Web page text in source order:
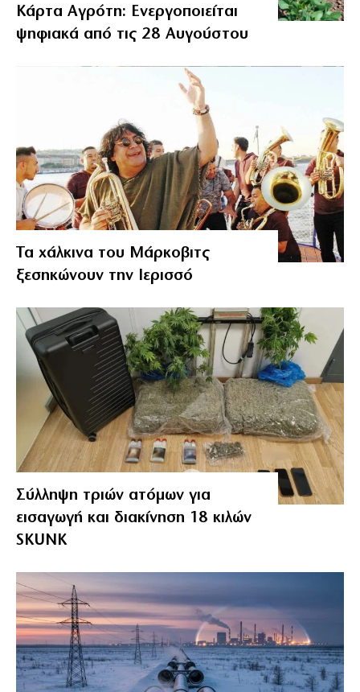
Κάρτα Αγρότη: Ενεργοποιείται
ψηφιακά από τις 28 Αυγούστου
Τα χάλκινα του Μάρκοβιτς
ξεσηκώνουν την Ιερισσό
Σύλληψη τριών ατόμων για
εισαγωγή και διακίνηση 18 κιλών
SKUNK